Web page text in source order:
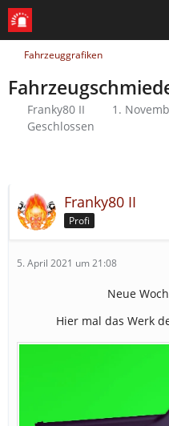
Fahrzeuggrafiken
Franky80 II
1.
Geschlossen
Franky80 II
Profi
5. April 2021 um 21:08
Neue
Hier mal das Werk